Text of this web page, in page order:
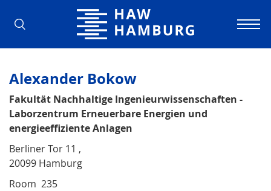
Hamburg University of Applied
Alexander Bokow
Fakultät Nachhaltige Ingenieurwissenschaften -
Laborzentrum Erneuerbare Energien und
energieeffiziente Anlagen
Berliner Tor 11 ,
20099 Hamburg
Room 235